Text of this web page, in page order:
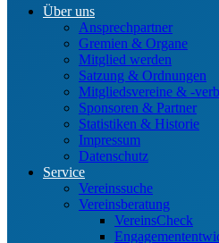
Über uns
Ansprechpartner
Gremien & Organe
Mitglied werden
Satzung & Ordnungen
Mitgliedsvereine & -
Sponsoren & Partner
Statistiken & Historie
Impressum
Datenschutz
Service
Vereinssuche
Vereinsberatung
VereinsCheck